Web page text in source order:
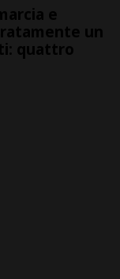
e
un
quattro